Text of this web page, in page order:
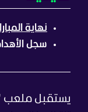
نهاية
سجل الأهداف:
يستقبل ملعب